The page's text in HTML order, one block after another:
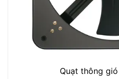
Quạt thông